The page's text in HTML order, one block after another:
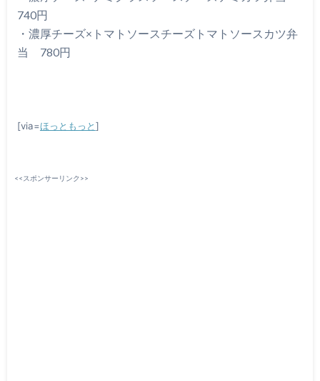
740円
・濃厚チーズ×トマトソースチーズトマトソースカツ弁
当 780円
[via=ほっともっと]
<<スポンサーリンク>>